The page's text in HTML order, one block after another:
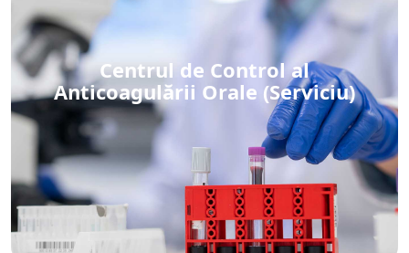
Centrul de Control al
Anticoagulării Orale (Serviciu)